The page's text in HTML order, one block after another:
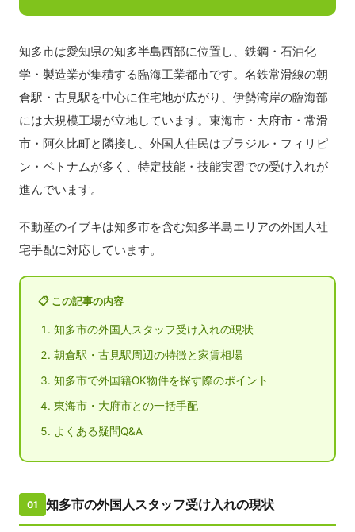
知多市は愛知県の知多半島西部に位置し、鉄鋼・石油化
学・製造業が集積する臨海工業都市です。名鉄常滑線の朝
倉駅・古見駅を中心に住宅地が広がり、伊勢湾岸の臨海部
には大規模工場が立地しています。東海市・大府市・常滑
市・阿久比町と隣接し、外国人住民はブラジル・フィリピ
ン・ベトナムが多く、特定技能・技能実習での受け入れが
進んでいます。
不動産のイブキは知多市を含む知多半島エリアの外国人社
宅手配に対応しています。
📋 この記事の内容
知多市の外国人スタッフ受け入れの現状
朝倉駅・古見駅周辺の特徴と家賃相場
知多市で外国籍OK物件を探す際のポイント
東海市・大府市との一括手配
よくある疑問Q&A
01 知多市の外国人スタッフ受け入れの現状